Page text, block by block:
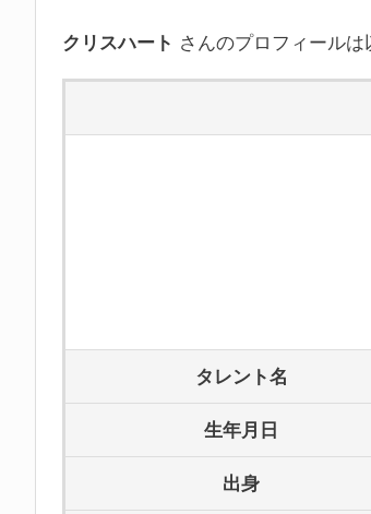
クリスハート さんのプロフィールは
タレント名
生年月日
出身